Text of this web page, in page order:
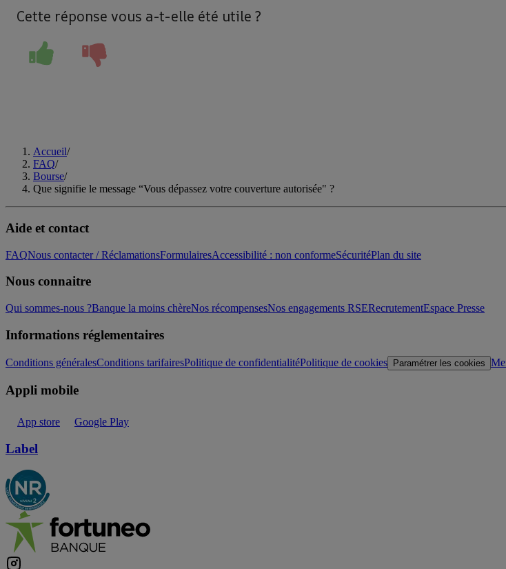
Cette réponse vous a-t-elle été utile ?
Accueil/
FAQ/
Bourse/
Que signifie le message “Vous dépassez votre couverture autorisée" ?
Aide et contact
FAQNous contacter / RéclamationsFormulairesAccessibilité : non conformeSécuritéPlan du site
Nous connaitre
Qui sommes-nous ?Banque la moins chèreNos récompensesNos engagements RSERecrutementEspace Presse
Informations réglementaires
Conditions généralesConditions tarifairesPolitique de confidentialitéPolitique de cookies Paramétrer les cookies
Appli mobile
App store Google Play
Label